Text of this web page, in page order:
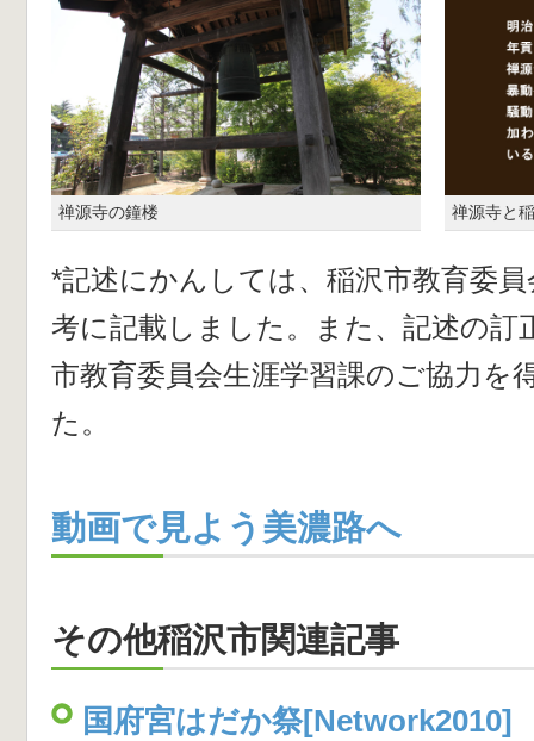
禅源寺の鐘楼 禅源寺と
*記述にかんしては、稲沢市教育委
考に記載しました。また、記述の訂
市教育委員会生涯学習課のご協力を
た。
動画で見よう美濃路へ
その他稲沢市関連記事
国府宮はだか祭[Network2010]